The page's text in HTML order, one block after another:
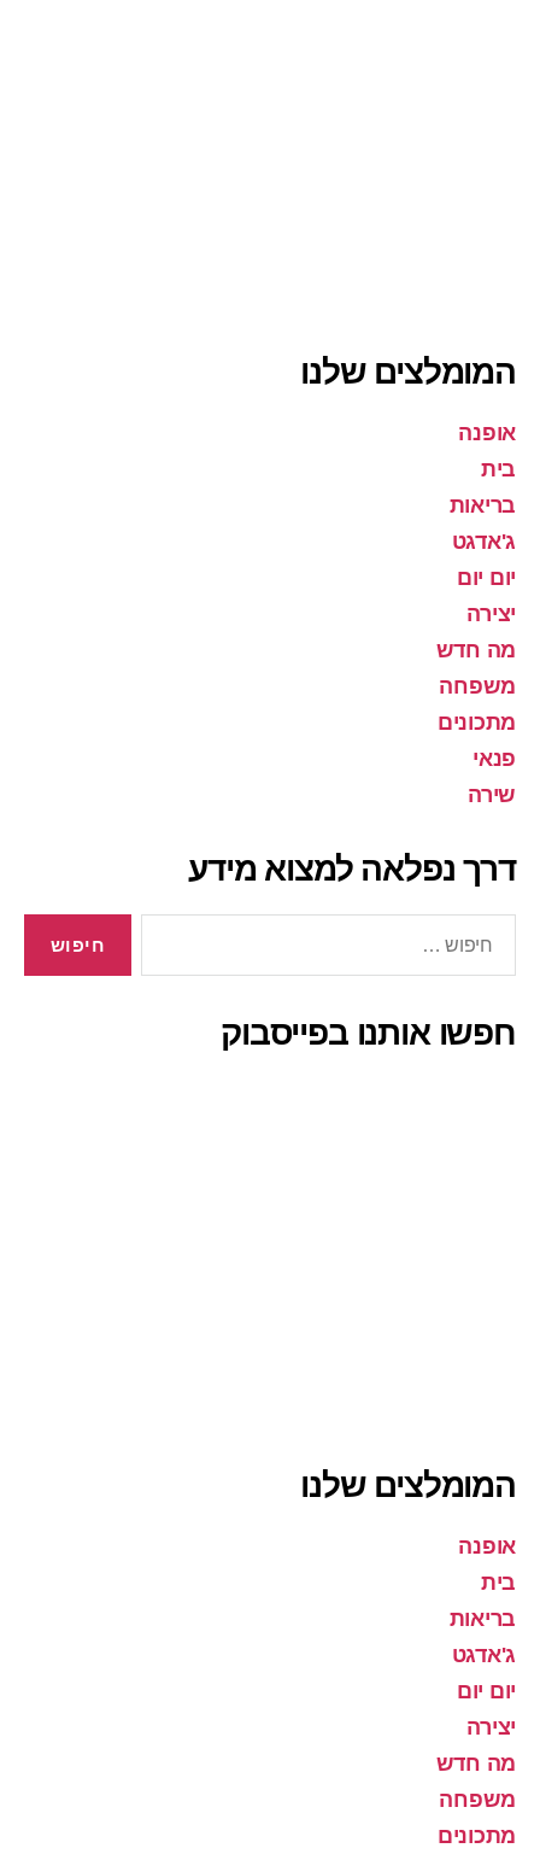
המומלצים שלנו
אופנה
בית
בריאות
ג'אדגט
יום יום
יצירה
מה חדש
משפחה
מתכונים
פנאי
שירה
דרך נפלאה למצוא מידע
חפשו אותנו בפייסבוק
המומלצים שלנו
אופנה
בית
בריאות
ג'אדגט
יום יום
יצירה
מה חדש
משפחה
מתכונים